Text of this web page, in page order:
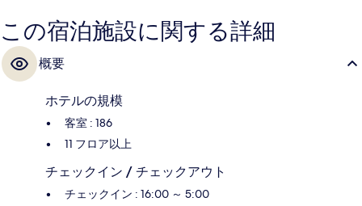
この宿泊施設に関する詳細
概要
ホテルの規模
客室 : 186
11 フロア以上
チェックイン / チェックアウト
チェックイン : 16:00 ～ 5:00